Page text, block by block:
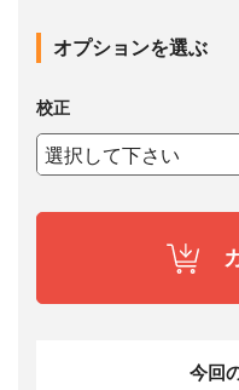
オプションを選ぶ
校正
今回